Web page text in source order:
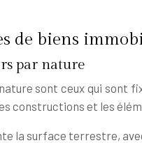
de biens
par nature
sont ceux qui sont
constructions et les
la surface terrestre,